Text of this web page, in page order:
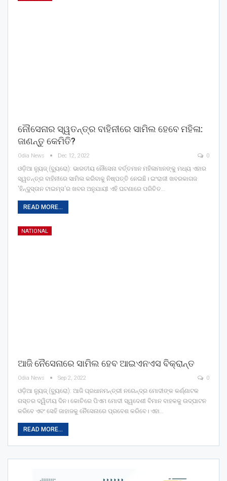
ନୌସେନାର ସ୍ୱତନ୍ତ୍ର ବାହିନୀରେ ସାମିଲ ହେବେ ମହିଳା:
ଜାଣନ୍ତୁ କେମିତି?
Odia News Dec 12, 2022 0
ଓଡ଼ିଆ ନ୍ୟୁଜ୍ (ବ୍ୟୁରୋ): ଭାରତୀୟ ନୌସେନା ବର୍ତ୍ତମାନ ମହିଳାମାନଙ୍କୁ ମଧ୍ୟ ଏହାର
ସ୍ୱତନ୍ତ୍ର ବାହିନୀରେ ସାମିଲ କରିବାକୁ ନିଷ୍ପତ୍ତି ନେଇଛି। ଇଂରାଜୀ ଖବରକାଗଜ
'ହିନ୍ଦୁସ୍ତାନ ଟାଇମ୍ସ'ର ଖବର ଅନୁଯାୟୀ ଏହି ଘଟଣାରେ ପରିଚିତ…
READ MORE...
NATIONAL
ଆଜି ନୈସେନାରେ ସାମିଲ ହେବ ଆଇଏନଏସ ବିକ୍ରାନ୍ତ
Odia News Sep 2, 2022 0
ଓଡ଼ିଆ ନ୍ୟୁଜ୍ (ବ୍ୟୁରୋ): ଆଜି ପ୍ରଧାନମନ୍ତ୍ରୀ ନରେନ୍ଦ୍ର ମୋଦୀଙ୍କ କର୍ଣ୍ଣାଟକ
ଗସ୍ତର ଦ୍ୱିତୀୟ ଦିନ। କୋଚିରେ ପିଏମ ମୋଦୀ ସ୍ୱଦେଶୀ ବିମାନ ବାହକକୁ ଉଦ୍ଘାଟନ
କରିବେ ଏବଂ ସେହି ଜାହାଜକୁ ନୈସେନାରେ ପ୍ରବେଶ କରିବେ। ଏହା…
READ MORE...